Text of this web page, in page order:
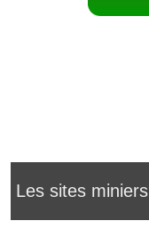
Les sites miniers